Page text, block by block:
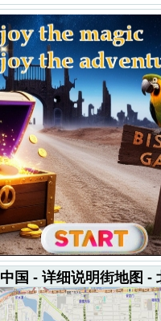
中国 - 详细说明街地图 -